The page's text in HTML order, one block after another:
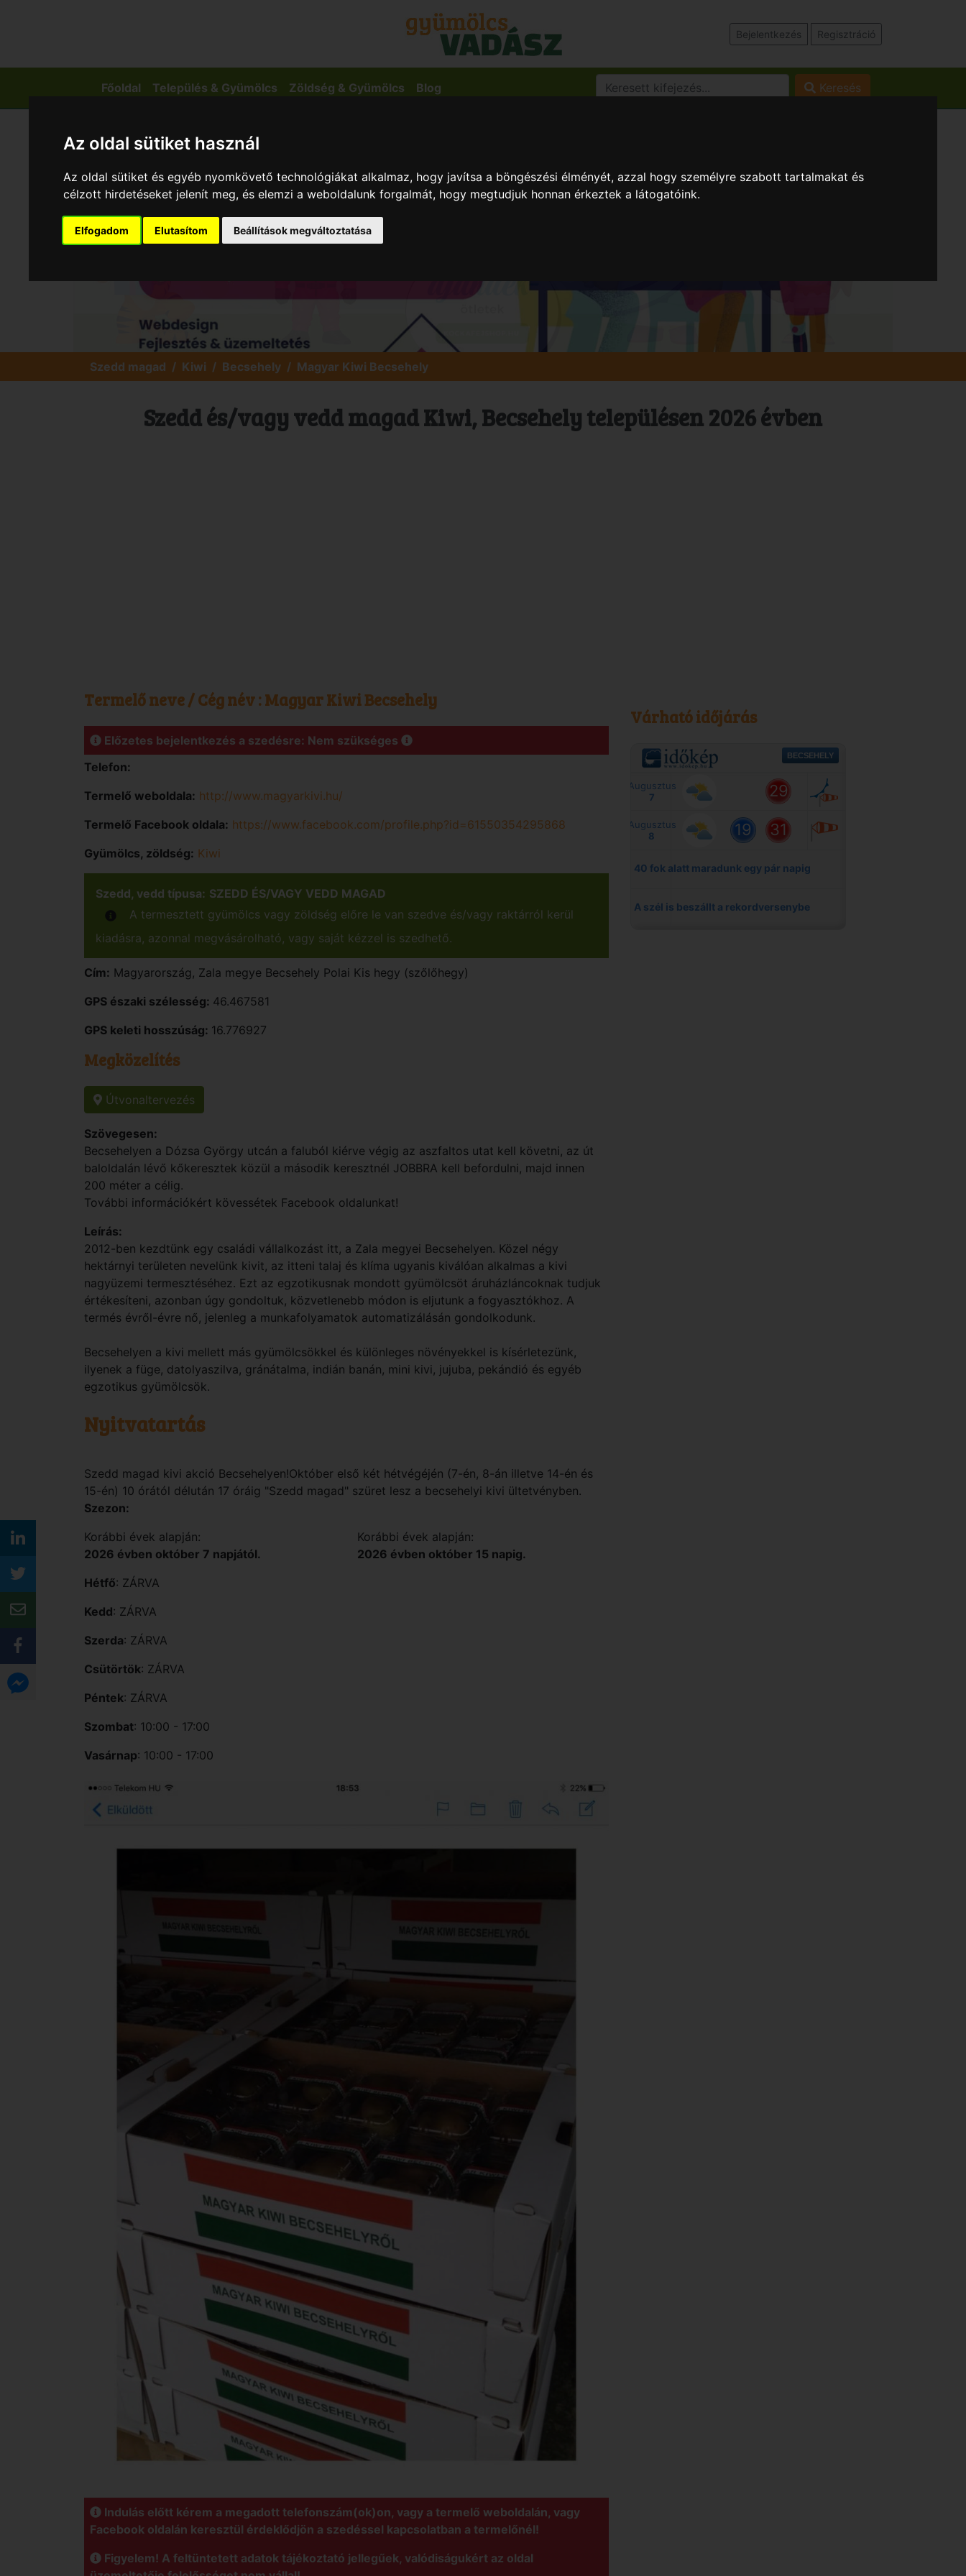
Az oldal sütiket használ
Az oldal sütiket és egyéb nyomkövető technológiákat alkalmaz, hogy javítsa a böngészési élményét, azzal hogy személyre szabott tartalmakat és
célzott hirdetéseket jelenít meg, és elemzi a weboldalunk forgalmát, hogy megtudjuk honnan érkeztek a látogatóink.
Elfogadom Elutasítom Beállítások megváltoztatása
Bejelentkezés Regisztráció
Főoldal Település & Gyümölcs Zöldség & Gyümölcs Blog Keresés
Szedd magad Kiwi Becsehely Magyar Kiwi Becsehely
Szedd és/vagy vedd magad Kiwi, Becsehely településen 2026 évben
Termelő neve / Cég név : Magyar Kiwi Becsehely
Előzetes bejelentkezés a szedésre: Nem szükséges
Telefon:
Termelő weboldala: http://www.magyarkivi.hu/
Termelő Facebook oldala: https://www.facebook.com/profile.php?id=61550354295868
Gyümölcs, zöldség: Kiwi
Szedd, vedd típusa: SZEDD ÉS/VAGY VEDD MAGAD
A termesztett gyümölcs vagy zöldség előre le van szedve és/vagy raktárról kerül
kiadásra, azonnal megvásárolható, vagy saját kézzel is szedhető.
Cím: Magyarország , Zala megye Becsehely Polai Kis hegy (szőlőhegy)
GPS északi szélesség: 46.467581
GPS keleti hosszúság: 16.776927
Megközelítés
Útvonaltervezés
Szövegesen:
Becsehelyen a Dózsa György utcán a faluból kiérve végig az aszfaltos utat kell követni, az út
baloldalán lévő kőkeresztek közül a második keresztnél JOBBRA kell befordulni, majd innen
200 méter a célig.
További információkért kövessétek Facebook oldalunkat!
Leírás:
2012-ben kezdtünk egy családi vállalkozást itt, a Zala megyei Becsehelyen. Közel négy
hektárnyi területen nevelünk kivit, az itteni talaj és klíma ugyanis kiválóan alkalmas a kivi
nagyüzemi termesztéséhez. Ezt az egzotikusnak mondott gyümölcsöt áruházláncoknak tudjuk
értékesíteni, azonban úgy gondoltuk, közvetlenebb módon is eljutunk a fogyasztókhoz. A
termés évről-évre nő, jelenleg a munkafolyamatok automatizálásán gondolkodunk.
Becsehelyen a kivi mellett más gyümölcsökkel és különleges növényekkel is kísérletezünk,
ilyenek a füge, datolyaszilva, gránátalma, indián banán, mini kivi, jujuba, pekándió és egyéb
egzotikus gyümölcsök.
Nyitvatartás
Szedd magad kivi akció Becsehelyen!Október első két hétvégéjén (7-én, 8-án illetve 14-én és
15-én) 10 órától délután 17 óráig "Szedd magad" szüret lesz a becsehelyi kivi ültetvényben.
Szezon:
Korábbi évek alapján:
2026 évben október 7 napjától.
Korábbi évek alapján:
2026 évben október 15 napig.
Hétfő: ZÁRVA
Kedd: ZÁRVA
Szerda: ZÁRVA
Csütörtök: ZÁRVA
Péntek: ZÁRVA
Szombat: 10:00 - 17:00
Vasárnap: 10:00 - 17:00
Indulás előtt kérem a megadott telefonszám(ok)on, vagy a termelő weboldalán, vagy
Facebook oldalán keresztül érdeklődjön a szedéssel kapcsolatban a termelőnél!
Figyelem! A feltüntetett adatok tájékoztató jellegűek, valódiságukért az oldal
Várható időjárás